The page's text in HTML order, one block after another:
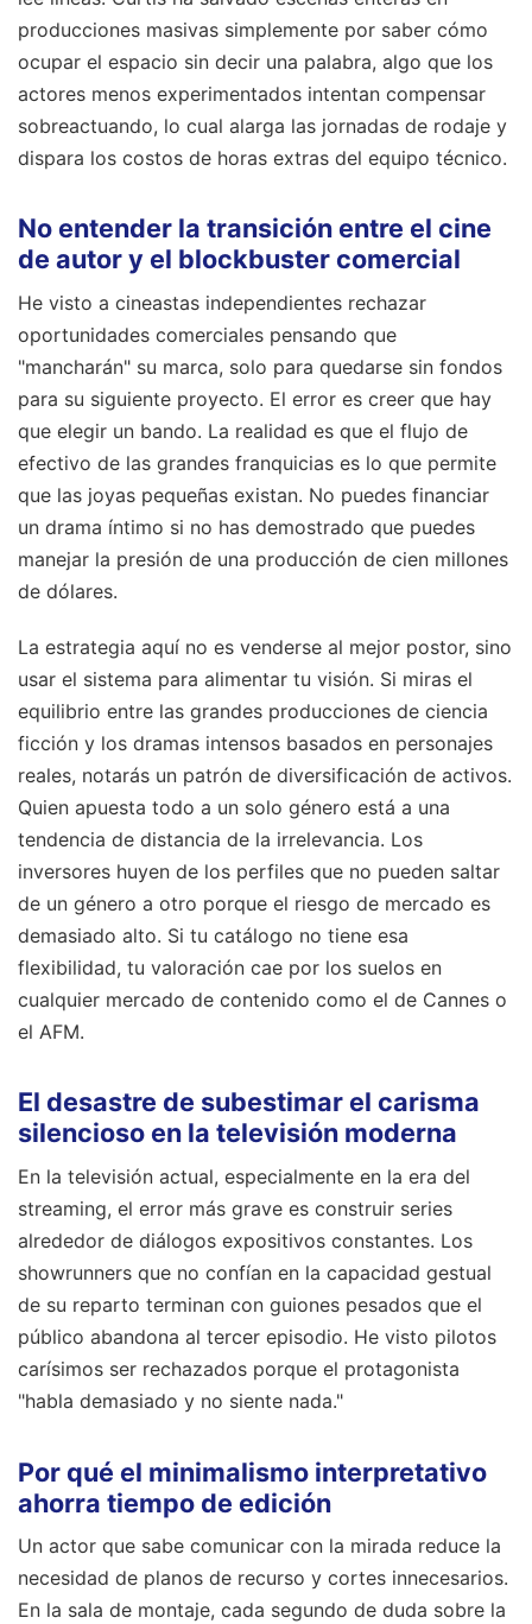
producciones masivas simplemente por saber cómo
ocupar el espacio sin decir una palabra, algo que los
actores menos experimentados intentan compensar
sobreactuando, lo cual alarga las jornadas de rodaje y
dispara los costos de horas extras del equipo técnico.
No entender la transición entre el cine
de autor y el blockbuster comercial
He visto a cineastas independientes rechazar
oportunidades comerciales pensando que
"mancharán" su marca, solo para quedarse sin fondos
para su siguiente proyecto. El error es creer que hay
que elegir un bando. La realidad es que el flujo de
efectivo de las grandes franquicias es lo que permite
que las joyas pequeñas existan. No puedes financiar
un drama íntimo si no has demostrado que puedes
manejar la presión de una producción de cien millones
de dólares.
La estrategia aquí no es venderse al mejor postor, sino
usar el sistema para alimentar tu visión. Si miras el
equilibrio entre las grandes producciones de ciencia
ficción y los dramas intensos basados en personajes
reales, notarás un patrón de diversificación de activos.
Quien apuesta todo a un solo género está a una
tendencia de distancia de la irrelevancia. Los
inversores huyen de los perfiles que no pueden saltar
de un género a otro porque el riesgo de mercado es
demasiado alto. Si tu catálogo no tiene esa
flexibilidad, tu valoración cae por los suelos en
cualquier mercado de contenido como el de Cannes o
el AFM.
El desastre de subestimar el carisma
silencioso en la televisión moderna
En la televisión actual, especialmente en la era del
streaming, el error más grave es construir series
alrededor de diálogos expositivos constantes. Los
showrunners que no confían en la capacidad gestual
de su reparto terminan con guiones pesados que el
público abandona al tercer episodio. He visto pilotos
carísimos ser rechazados porque el protagonista
"habla demasiado y no siente nada."
Por qué el minimalismo interpretativo
ahorra tiempo de edición
Un actor que sabe comunicar con la mirada reduce la
necesidad de planos de recurso y cortes innecesarios.
En la sala de montaje, cada segundo de duda sobre la